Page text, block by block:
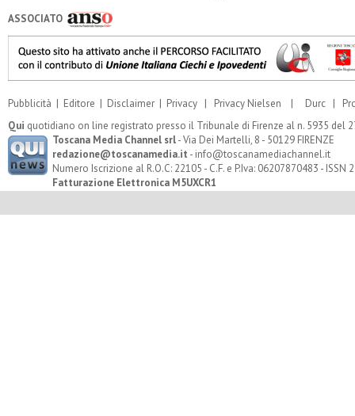
ASSOCIATO
Pubblicità | Editore | Disclaimer | Privacy | Privacy Nielsen | Durc |
Qui quotidiano on line registrato presso il Tribunale di Firenze al n. 5935 del
Toscana Media Channel srl- Via Dei Martelli, 8 - 50129 FIRENZE
redazione@toscanamedia.it - info@toscanamediachannel.it
Numero Iscrizione al R.O.C: 22105 - C.F. e P.Iva: 06207870483 - ISSN
Fatturazione Elettronica M5UXCR1